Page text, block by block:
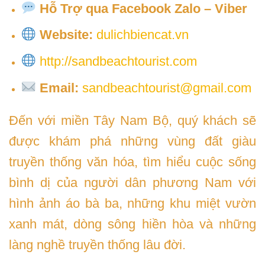
Hỗ Trợ qua Facebook Zalo – Viber
Website: dulichbiencat.vn
http://sandbeachtourist.com
Email: sandbeachtourist@gmail.com
Đến với miền Tây Nam Bộ, quý khách sẽ
được khám phá những vùng đất giàu
truyền thống văn hóa, tìm hiểu cuộc sống
bình dị của người dân phương Nam với
hình ảnh áo bà ba, những khu miệt vườn
xanh mát, dòng sông hiền hòa và những
làng nghề truyền thống lâu đời.